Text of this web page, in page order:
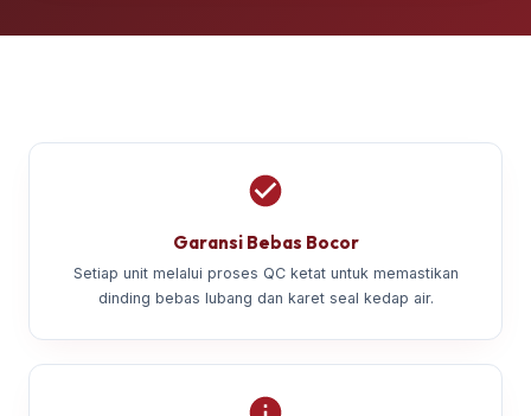
Garansi Bebas Bocor
Setiap unit melalui proses QC ketat untuk memastikan
dinding bebas lubang dan karet seal kedap air.